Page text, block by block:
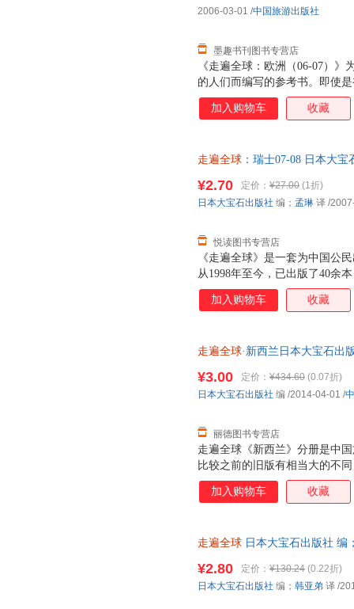
《走遍全球：欧洲（06-07）
的人们而编写的参考书。即使
《走遍全球：欧洲（06-07）》
刊登了有关经济旅馆的信息。
《北欧》和《或欧》。 取材时
07）》在篇幅允许的情况下，
关于读者优惠：《走遍全球：
墨趣书刊图书专营店
2006-03-01 /中国旅游出版社
加入购物车 收藏
走遍全球 ：瑞士07-08 日本大
《走遍全球》是一套为中国公
从1998年至今，已出版了40余
要国家和地区。在不断推出新
册也尽可能在两三年内更新改
¥2.70 定价： ¥27.00 (1折)
悦读图书专营店
日本大宝石出版社 编； 孟琳 译 /
加入购物车 收藏
走遍全球·新西兰日本大宝石出
走遍全球《新西兰》分册是中
比较之前的旧版有相当大的不
实用。该书对新西兰的基本信
巧等进行了详细地介绍，还通
文化性的精品指南宝典。 走遍
方位介绍，以及精美的图片和
多忠实的读者朋友。 走遍全球
¥3.00 定价： ¥434.60 (0.07折)
丽德图书专营店
日本大宝石出版社 编 /2014-04-01 /
加入购物车 收藏
走遍全球 日本大宝石出版社 编
¥2.80 定价： ¥130.24 (0.22折)
日本大宝石出版社 编； 韩亚弟 译 /